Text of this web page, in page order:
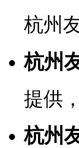
杭州
杭州
提供
杭州